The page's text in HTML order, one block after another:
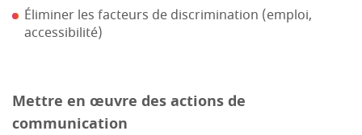
Éliminer les facteurs de discrimination (emploi,
accessibilité)
Mettre en œuvre des actions de
communication